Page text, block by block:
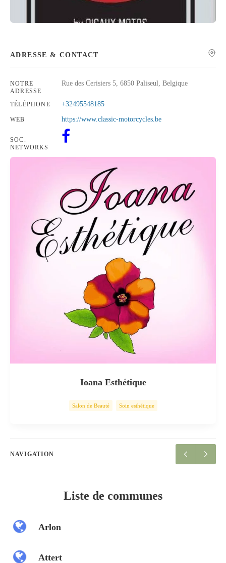
ADRESSE & CONTACT
NOTRE
ADRESSE
Rue des Cerisiers 5, 6850 Paliseul, Belgique
TÉLÉPHONE +32495548185
WEB https://www.classic-motorcycles.be
SOC.
NETWORKS
Ioana Esthétique
Salon de Beauté Soin esthétique
NAVIGATION
Liste de communes
Arlon
Attert